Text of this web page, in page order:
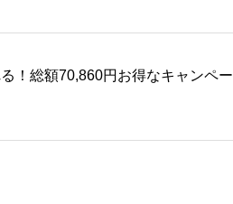
！総額70,860円お得なキャンペー